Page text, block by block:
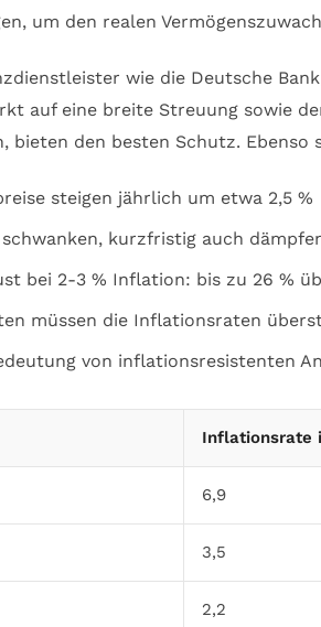
um den realen
wie die Deutsche
auf eine breite Streuung sowie
bieten den besten Schutz.
steigen jährlich um etwa 2,5 %
schwanken, kurzfristig auch
bei 2-3 % Inflation: bis zu 26 %
müssen die Inflationsraten
von inflationsresistenten
Inflationsrate
6,9
3,5
2,2